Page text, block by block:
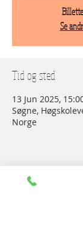
Se
Tid og sted
13 Jun 2025,
Søgne,
Norge
Dele denne eventen